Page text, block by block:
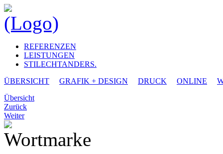
REFERENZEN
LEISTUNGEN
STILECHTANDERS.
ÜBERSICHT
GRAFIK + DESIGN DRUCK ONLINE
Übersicht
Zurück
Weiter